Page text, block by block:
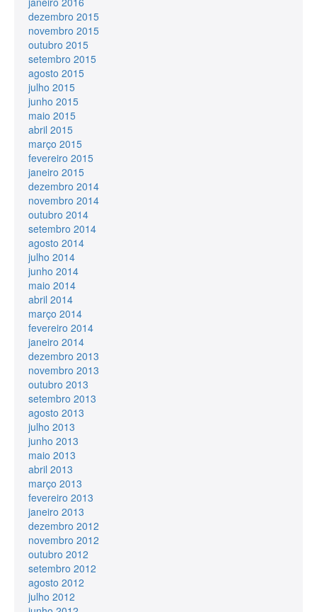
dezembro 2015
novembro 2015
outubro 2015
setembro 2015
agosto 2015
julho 2015
junho 2015
maio 2015
abril 2015
março 2015
fevereiro 2015
janeiro 2015
dezembro 2014
novembro 2014
outubro 2014
setembro 2014
agosto 2014
julho 2014
junho 2014
maio 2014
abril 2014
março 2014
fevereiro 2014
janeiro 2014
dezembro 2013
novembro 2013
outubro 2013
setembro 2013
agosto 2013
julho 2013
junho 2013
maio 2013
abril 2013
março 2013
fevereiro 2013
janeiro 2013
dezembro 2012
novembro 2012
outubro 2012
setembro 2012
agosto 2012
julho 2012